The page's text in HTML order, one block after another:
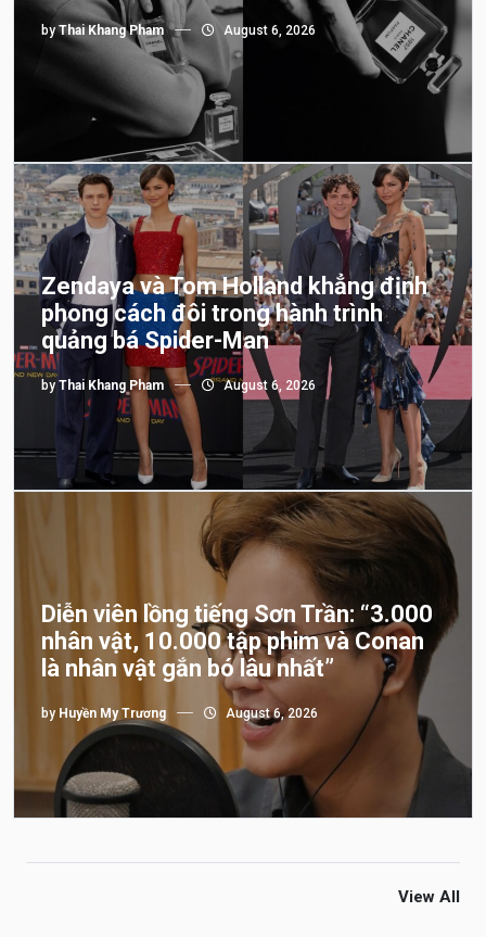
byThai Khang Pham August 6, 2026
Zendaya và Tom Holland khẳng định
phong cách đôi trong hành trình
quảng bá Spider-Man
by Thai Khang Pham August 6, 2026
Diễn viên lồng tiếng Sơn Trần: “3.000
nhân vật, 10.000 tập phim và Conan
là nhân vật gắn bó lâu nhất”
by Huyền My Trương August 6, 2026
View All